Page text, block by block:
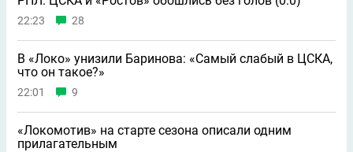
22:23 28
В «Локо» унизили Баринова: «Самый слабый в ЦСКА,
что он такое?»
22:01 9
«Локомотив» на старте сезона описали одним
прилагательным